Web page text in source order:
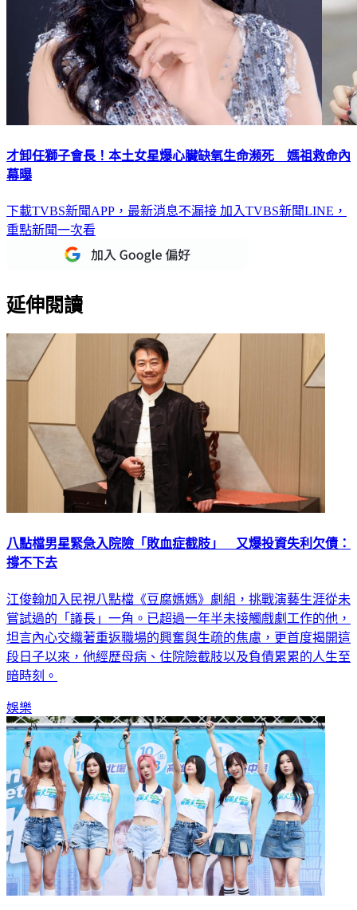
才卸任獅子會長！本土女星爆心臟缺氧生命瀕死 媽祖救命內
下載TVBS新聞APP，最新消息不漏接
重點新聞一次看
八點檔男星緊急入院險「敗血症截肢」 又爆投資失利欠債：
江俊翰加入民視八點檔《豆腐媽媽》劇組，挑戰演藝生涯從未
嘗試過的「議長」一角。已超過一年半未接觸戲劇工作的他，
坦言內心交織著重返職場的興奮與生疏的焦慮，更首度揭開這
段日子以來，他經歷母病、住院險截肢以及負債累累的人生至
娛樂